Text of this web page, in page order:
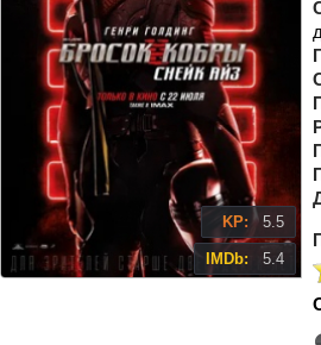
KP: 5.5
IMDb: 5.4